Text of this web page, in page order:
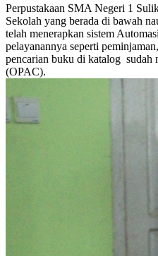
Perpustakaan SMA Negeri 1
Sekolah yang berada di bawah
telah menerapkan sistem
pelayanannya seperti
pencarian buku di katalog sudah
(OPAC).